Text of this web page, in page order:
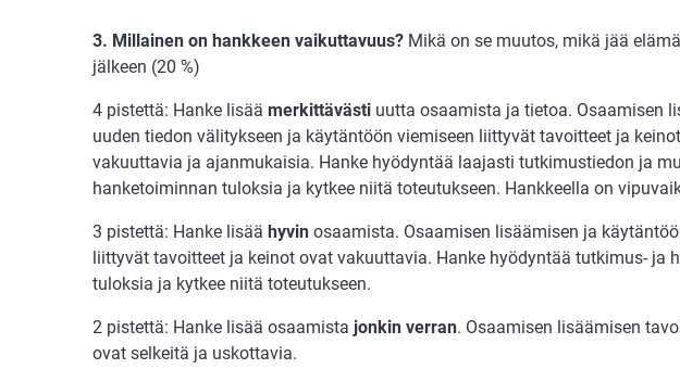
3. Millainen on hankkeen vaikuttavuus? Mikä on se muutos, mikä jää
jälkeen (20 %)
4 pistettä: Hanke lisää merkittävästi uutta osaamista ja tietoa. Osaamisen
uuden tiedon välitykseen ja käytäntöön viemiseen liittyvät tavoitteet ja
vakuuttavia ja ajanmukaisia. Hanke hyödyntää laajasti tutkimustiedon ja
hanketoiminnan tuloksia ja kytkee niitä toteutukseen. Hankkeella on
3 pistettä: Hanke lisää hyvin osaamista. Osaamisen lisäämisen ja
liittyvät tavoitteet ja keinot ovat vakuuttavia. Hanke hyödyntää tutkimus- ja
tuloksia ja kytkee niitä toteutukseen.
2 pistettä: Hanke lisää osaamista jonkin verran. Osaamisen lisäämisen
ovat selkeitä ja uskottavia.